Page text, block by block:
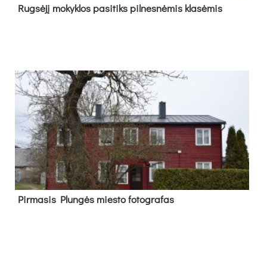
Rug­sė­jį mo­kyk­los pa­si­tiks pil­nes­nė­mis kla­sė­mis
Pir­ma­sis Plun­gės mies­to fo­tog­ra­fas